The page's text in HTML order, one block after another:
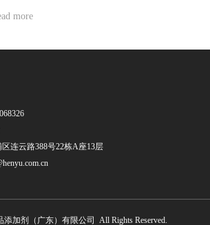
more
连云路388号22栋A座13层
添加剂（广东）有限公司 All Rights Reserved.